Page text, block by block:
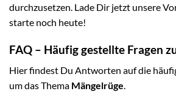
durchzusetzen. Lade Dir jetzt unsere
starte noch heute!
FAQ – Häufig gestellte Fragen
Hier findest Du Antworten auf die
um das Thema Mängelrüge.